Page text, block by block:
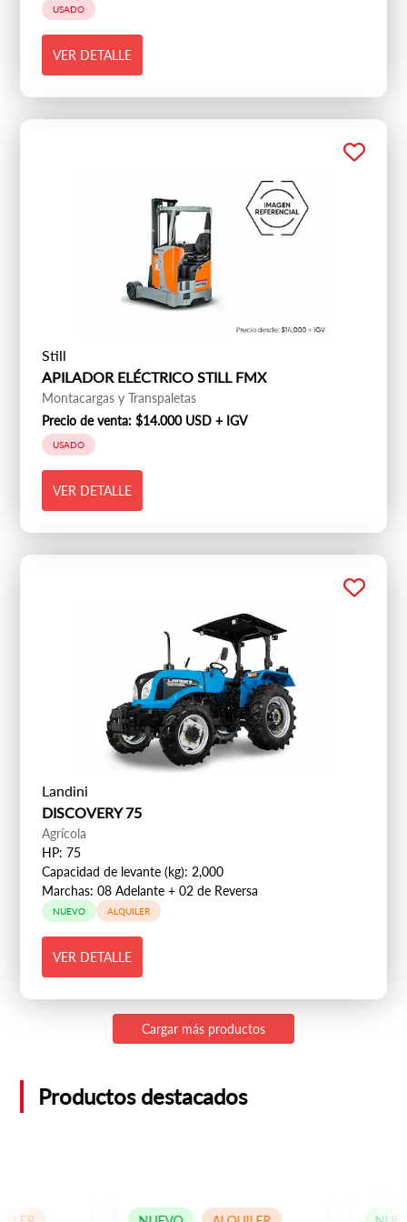
USADO
VER DETALLE
Still
APILADOR ELÉCTRICO STILL FMX
Montacargas y Transpaletas
Precio de venta: $14.000 USD + IGV
USADO
VER DETALLE
Landini
DISCOVERY 75
Agrícola
HP: 75
Capacidad de levante (kg): 2,000
Marchas: 08 Adelante + 02 de Reversa
NUEVO ALQUILER
VER DETALLE
Cargar más productos
Productos destacados